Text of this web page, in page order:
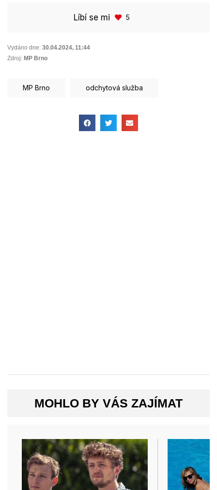
Líbí se mi 5
Vydáno dne: 30.04.2024, 11:44
Zdroj: MP Brno
MP Brno odchytová služba
MOHLO BY VÁS ZAJÍMAT